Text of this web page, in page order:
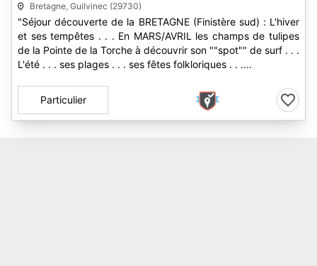
Bretagne, Guilvinec (29730)
"Séjour découverte de la BRETAGNE (Finistère sud) : L'hiver
et ses tempêtes . . . En MARS/AVRIL les champs de tulipes
de la Pointe de la Torche à découvrir son ""spot"" de surf . . .
L'été . . . ses plages . . . ses fêtes folkloriques . . ....
Particulier